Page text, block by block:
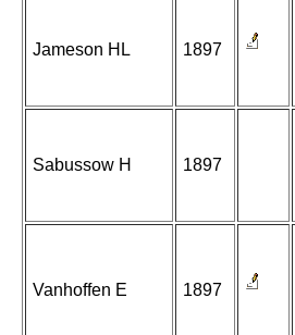
Jameson HL 1897
Sabussow H 1897
Vanhoffen E 1897